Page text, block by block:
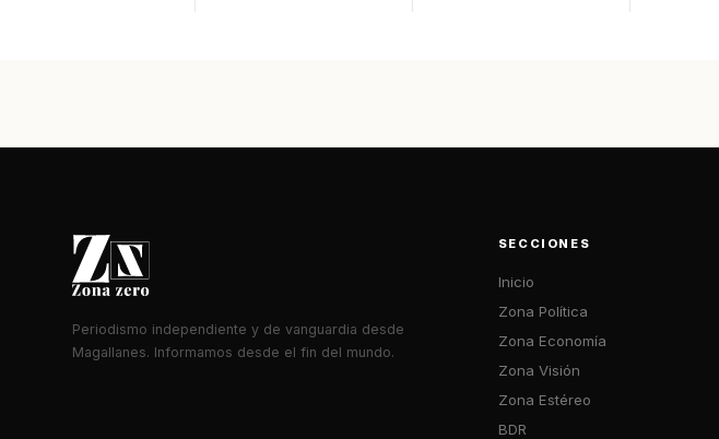
Periodismo independiente y de vanguardia desde
Magallanes. Informamos desde el fin del mundo.
SECCIONES
Inicio
Zona Política
Zona Economía
Zona Visión
Zona Estéreo
BDR